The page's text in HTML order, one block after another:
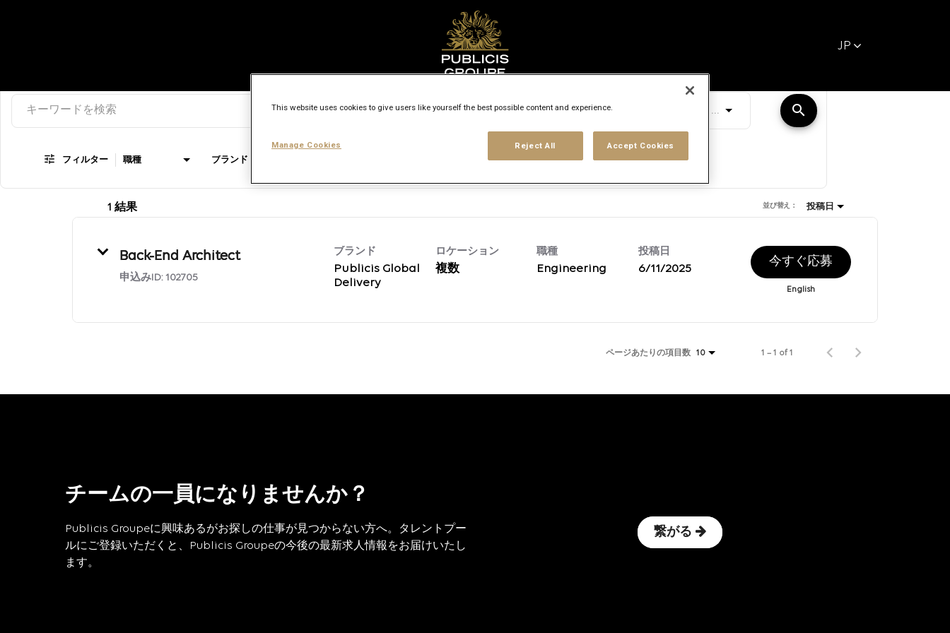
JP
Job Search Page
access_time 10 キロメートル search
フィルター 職種 ブランド 勤務地 場所
1 結果 投稿日
並び替え：
Back-End Architect
申込みID: 102705
ブランド
Publicis Global
Delivery
ロケーション
複数
職種
Engineering
投稿日
6/11/2025
今すぐ応募
English
ページあたりの項目数 10 1 – 1 of 1
チームの一員になりませんか？
Publicis Groupeに興味あるがお探しの仕事が見つからない方へ。タレントプー
ルにご登録いただくと、Publicis Groupeの今後の最新求人情報をお届けいたし
ます。
繋がる
This website uses cookies to give users like yourself the best possible content and experience.
Reject All Accept Cookies
Manage Cookies